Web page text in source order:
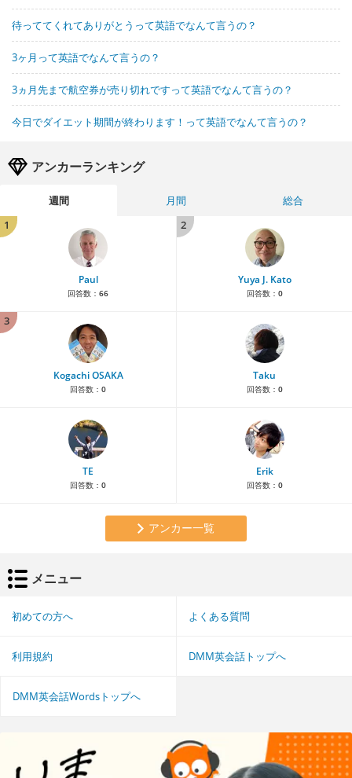
待っててくれてありがとうって英語でなんて言うの？
3ヶ月って英語でなんて言うの？
3ヵ月先まで航空券が売り切れですって英語でなんて言うの？
今日でダイエット期間が終わります！って英語でなんて言うの？
アンカーランキング
週間 月間
総合
1
Paul
回答数： 66
2
Yuya J. Kato
回答数： 0
3
Kogachi OSAKA
回答数： 0
Taku
回答数： 0
TE
回答数： 0
Erik
回答数： 0
アンカー一覧
メニュー
初めての方へ よくある質問
利用規約 DMM英会話トップへ
DMM英会話Wordsトップへ